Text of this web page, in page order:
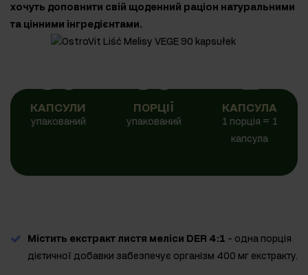
хочуть доповнити свій щоденний раціон натуральними
та цінними інгредієнтами.
90
КАПСУЛИ
упакований
90
ПОРЦІЇ
упакований
1
КАПСУЛА
1 порція = 1
капсула
Містить екстракт листя меліси DER 4:1 - одна порція
дієтичної добавки забезпечує організм 400 мг екстракту.